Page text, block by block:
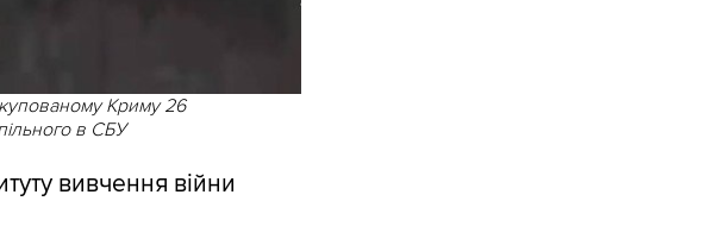
Криму 26
в СБУ
вивчення війни